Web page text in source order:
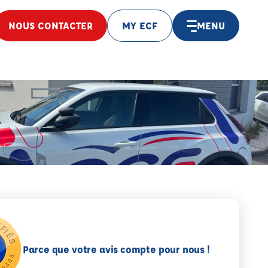
NOUS CONTACTER MY ECF MENU
Parce que votre avis compte pour nous !